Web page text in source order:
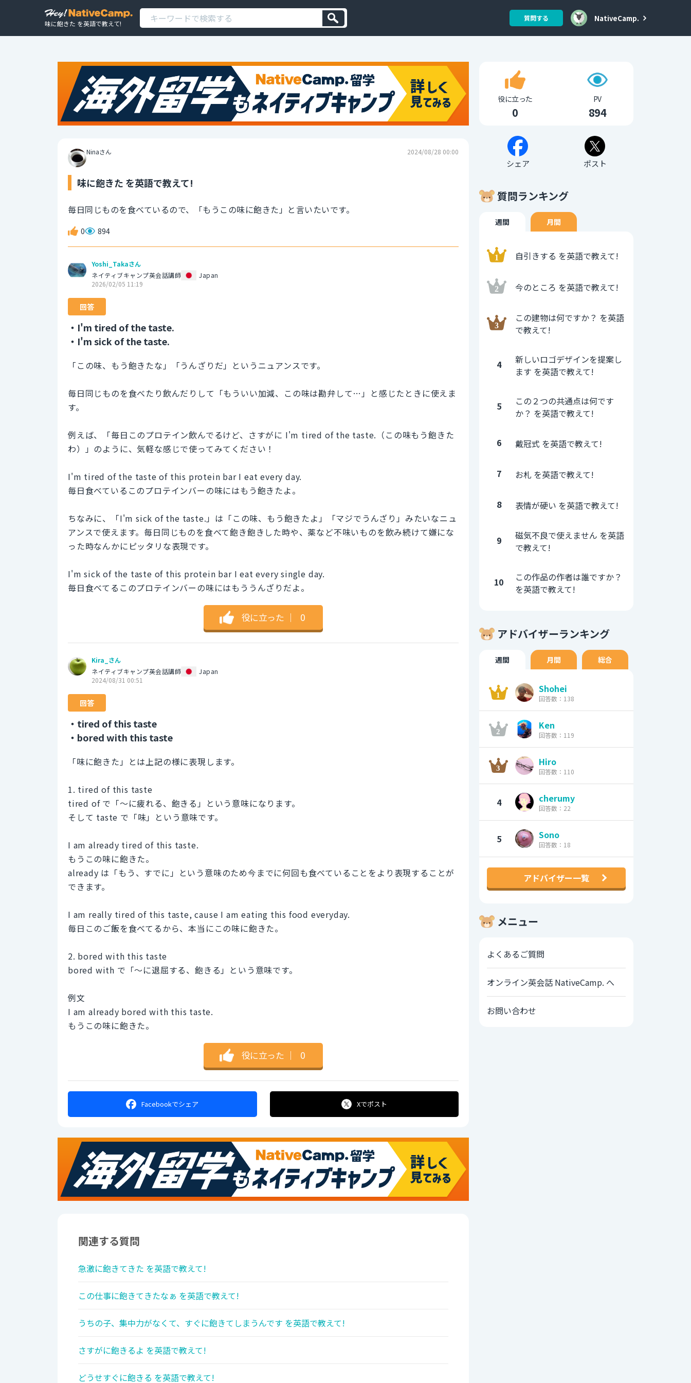
味に飽きた を英語で教えて!
質問する NativeCamp.
Ninaさん 2024/08/28 00:00
味に飽きた を英語で教えて!
毎日同じものを食べているので、「もうこの味に飽きた」と言いたいです。
0 894
Yoshi_Takaさん
ネイティブキャンプ英会話講師
Japan
2026/02/05 11:19
回答
・I'm tired of the taste.
・I'm sick of the taste.
「この味、もう飽きたな」「うんざりだ」というニュアンスです。
毎日同じものを食べたり飲んだりして「もういい加減、この味は勘弁して…」と感じたときに使えま
す。
例えば、「毎日このプロテイン飲んでるけど、さすがに I'm tired of the taste.（この味もう飽きた
わ）」のように、気軽な感じで使ってみてください！
I'm tired of the taste of this protein bar I eat every day.
毎日食べているこのプロテインバーの味にはもう飽きたよ。
ちなみに、「I'm sick of the taste.」は「この味、もう飽きたよ」「マジでうんざり」みたいなニュ
アンスで使えます。毎日同じものを食べて飽き飽きした時や、薬など不味いものを飲み続けて嫌にな
った時なんかにピッタリな表現です。
I'm sick of the taste of this protein bar I eat every single day.
毎日食べてるこのプロテインバーの味にはもううんざりだよ。
役に立った ｜ 0
Kira_さん
ネイティブキャンプ英会話講師
Japan
2024/08/31 00:51
回答
・tired of this taste
・bored with this taste
「味に飽きた」とは上記の様に表現します。
1. tired of this taste
tired of で「～に疲れる、飽きる」という意味になります。
そして taste で「味」という意味です。
I am already tired of this taste.
もうこの味に飽きた。
already は「もう、すでに」という意味のため今までに何回も食べていることをより表現することが
できます。
I am really tired of this taste, cause I am eating this food everyday.
毎日このご飯を食べてるから、本当にこの味に飽きた。
2. bored with this taste
bored with で「～に退屈する、飽きる」という意味です。
例文
I am already bored with this taste.
もうこの味に飽きた。
役に立った ｜ 0
Facebookでシェア Xでポスト
関連する質問
急激に飽きてきた を英語で教えて!
この仕事に飽きてきたなぁ を英語で教えて!
うちの子、集中力がなくて、すぐに飽きてしまうんです を英語で教えて!
さすがに飽きるよ を英語で教えて!
どうせすぐに飽きる を英語で教えて!
役に立った
0
PV
894
シェア ポスト
質問ランキング
週間 月間
自引きする を英語で教えて!
今のところ を英語で教えて!
この建物は何ですか？ を英語
で教えて!
4
新しいロゴデザインを提案し
ます を英語で教えて!
5
この２つの共通点は何です
か？ を英語で教えて!
6 戴冠式 を英語で教えて!
7 お札 を英語で教えて!
8 表情が硬い を英語で教えて!
9
磁気不良で使えません を英語
で教えて!
10
この作品の作者は誰ですか？
を英語で教えて!
アドバイザーランキング
週間 月間 総合
Shohei
回答数：138
Ken
回答数：119
Hiro
回答数：110
4 cherumy
回答数：22
5 Sono
回答数：18
アドバイザー一覧
メニュー
よくあるご質問
オンライン英会話 NativeCamp. へ
お問い合わせ